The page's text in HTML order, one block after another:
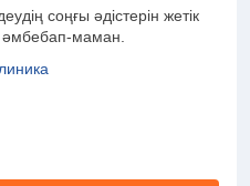
соңғы әдістерін жетік
әмбебап-маман.